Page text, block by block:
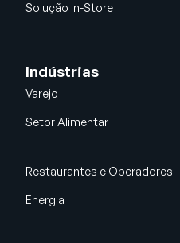
Solução In-Store
Indústrias
Varejo
Setor Alimentar
Restaurantes e Operadores
Energia